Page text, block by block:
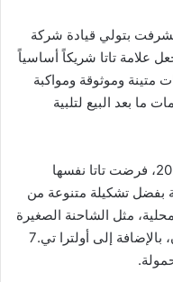
بتولي قيادة شركة
علامة تاتا شريكاً أساسياً
متينة وموثوقة ومواكبة
ما بعد البيع لتلبية
منذ انطلاق نشاطها في المغرب سنة 2021، فرضت تاتا نفسها
بفضل تشكيلة متنوعة من
مثل الشاحنة الصغيرة
“سوبير أيس” وسيارة نقل السلع كزينون، بالإضافة إلى أولترا تي.7